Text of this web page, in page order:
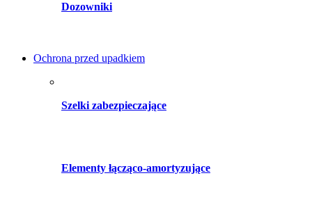
Dozowniki
Ochrona przed upadkiem
Szelki zabezpieczające
Elementy łącząco-amortyzujące